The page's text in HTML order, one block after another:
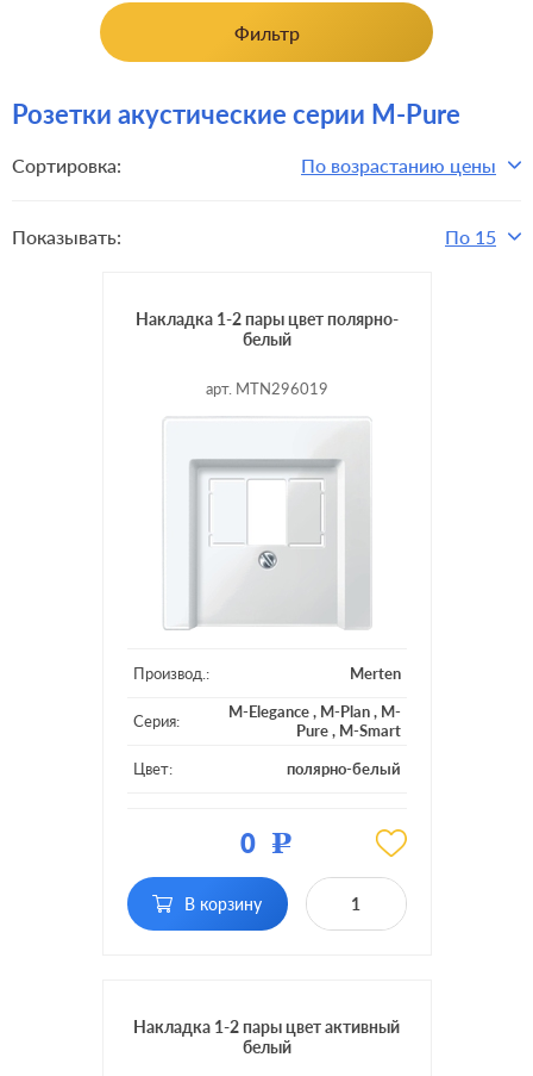
Фильтр
Розетки акустические серии M-Pure
Сортировка: По возрастанию цены
Показывать: По 15
Накладка 1-2 пары цвет полярно-
белый
арт. MTN296019
Производ.: Merten
Серия: M-Elegance, M-Plan, M-
Pure, M-Smart
Цвет:
полярно-белый
0 Р
В корзину
Накладка 1-2 пары цвет активный
белый